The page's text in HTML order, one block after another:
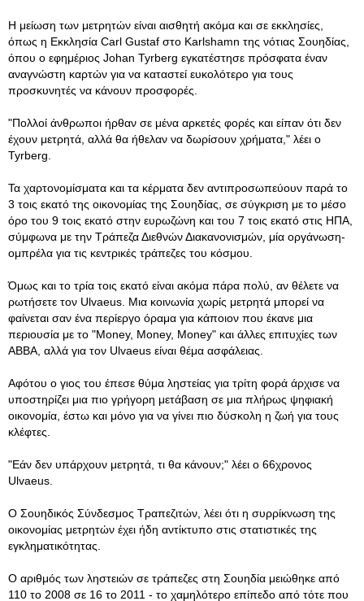
Η μείωση των μετρητών είναι αισθητή ακόμα και σε εκκλησίες,
όπως η Εκκλησία Carl Gustaf στο Karlshamn της νότιας Σουηδίας,
όπου ο εφημέριος Johan Tyrberg εγκατέστησε πρόσφατα έναν
αναγνώστη καρτών για να καταστεί ευκολότερο για τους
προσκυνητές να κάνουν προσφορές.
"Πολλοί άνθρωποι ήρθαν σε μένα αρκετές φορές και είπαν ότι δεν
έχουν μετρητά, αλλά θα ήθελαν να δωρίσουν χρήματα," λέει ο
Tyrberg.
Τα χαρτονομίσματα και τα κέρματα δεν αντιπροσωπεύουν παρά το
3 τοις εκατό της οικονομίας της Σουηδίας, σε σύγκριση με το μέσο
όρο του 9 τοις εκατό στην ευρωζώνη και του 7 τοις εκατό στις ΗΠΑ,
σύμφωνα με την Τράπεζα Διεθνών Διακανονισμών, μία οργάνωση-
ομπρέλα για τις κεντρικές τράπεζες του κόσμου.
Όμως και το τρία τοις εκατό είναι ακόμα πάρα πολύ, αν θέλετε να
ρωτήσετε τον Ulvaeus. Μια κοινωνία χωρίς μετρητά μπορεί να
φαίνεται σαν ένα περίεργο όραμα για κάποιον που έκανε μια
περιουσία με το "Money, Money, Money" και άλλες επιτυχίες των
ΑΒΒΑ, αλλά για τον Ulvaeus είναι θέμα ασφάλειας.
Αφότου ο γιος του έπεσε θύμα ληστείας για τρίτη φορά άρχισε να
υποστηρίζει μια πιο γρήγορη μετάβαση σε μια πλήρως ψηφιακή
οικονομία, έστω και μόνο για να γίνει πιο δύσκολη η ζωή για τους
κλέφτες.
"Εάν δεν υπάρχουν μετρητά, τι θα κάνουν;" λέει ο 66χρονος
Ulvaeus.
Ο Σουηδικός Σύνδεσμος Τραπεζιτών, λέει ότι η συρρίκνωση της
οικονομίας μετρητών έχει ήδη αντίκτυπο στις στατιστικές της
εγκληματικότητας.
Ο αριθμός των ληστειών σε τράπεζες στη Σουηδία μειώθηκε από
110 το 2008 σε 16 το 2011 - το χαμηλότερο επίπεδο από τότε που